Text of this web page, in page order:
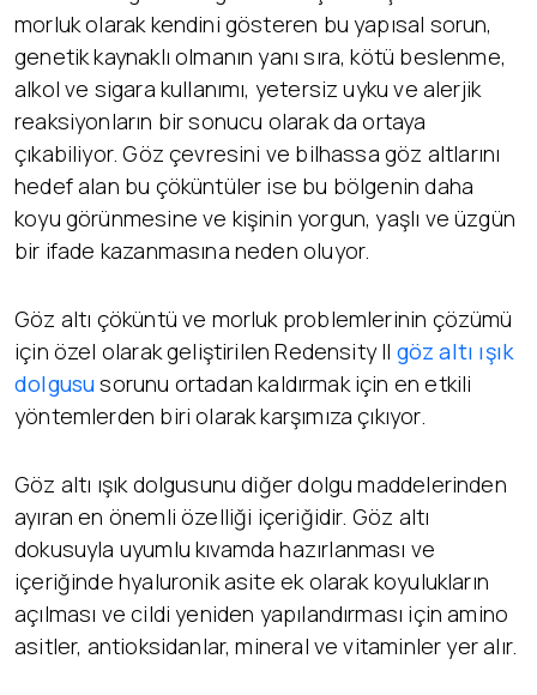
morluk olarak kendini gösteren bu yapısal sorun,
genetik kaynaklı olmanın yanı sıra, kötü beslenme,
alkol ve sigara kullanımı, yetersiz uyku ve alerjik
reaksiyonların bir sonucu olarak da ortaya
çıkabiliyor. Göz çevresini ve bilhassa göz altlarını
hedef alan bu çöküntüler ise bu bölgenin daha
koyu görünmesine ve kişinin yorgun, yaşlı ve üzgün
bir ifade kazanmasına neden oluyor.
Göz altı çöküntü ve morluk problemlerinin çözümü
için özel olarak geliştirilen Redensity II göz altı ışık
dolgususorunu ortadan kaldırmak için en etkili
yöntemlerden biri olarak karşımıza çıkıyor.
Göz altı ışık dolgusunu diğer dolgu maddelerinden
ayıran en önemli özelliği içeriğidir. Göz altı
dokusuyla uyumlu kıvamda hazırlanması ve
içeriğinde hyaluronik asite ek olarak koyulukların
açılması ve cildi yeniden yapılandırması için amino
asitler, antioksidanlar, mineral ve vitaminler yer alır.